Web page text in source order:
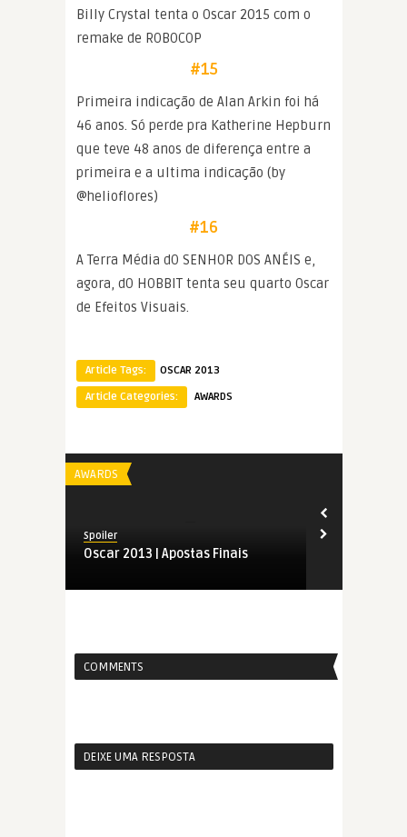
Billy Crystal tenta o Oscar 2015 com o
remake de ROBOCOP
#15
Primeira indicação de Alan Arkin foi há
46 anos. Só perde pra Katherine Hepburn
que teve 48 anos de diferença entre a
primeira e a ultima indicação (by
@helioflores)
#16
A Terra Média dO SENHOR DOS ANÉIS e,
agora, dO HOBBIT tenta seu quarto Oscar
de Efeitos Visuais.
Article Tags:
OSCAR 2013
Article Categories:
AWARDS
AWARDS
Spoiler
Oscar 2013 | Apostas Finais
COMMENTS
DEIXE UMA RESPOSTA